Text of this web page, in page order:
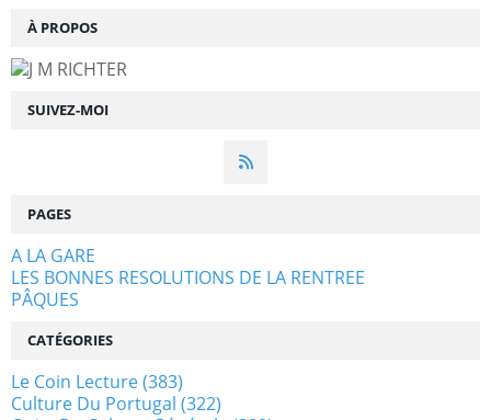
SUIVEZ-MOI
À PROPOS
PAGES
A LA GARE
LES BONNES RESOLUTIONS DE LA RENTREE
PÂQUES
CATÉGORIES
Le Coin Lecture(383)
Culture Du Portugal (322)